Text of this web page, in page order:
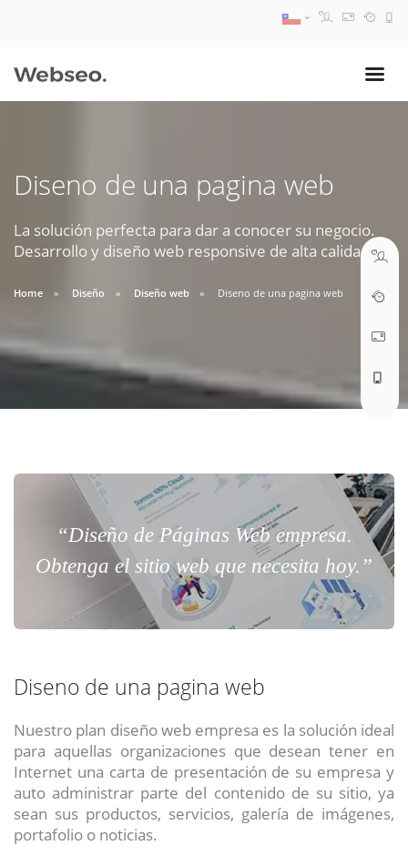
Diseno de una pagina web
La solución perfecta para dar a conocer su negocio.
Desarrollo y diseño web responsive de alta calidad.
Home Diseño Diseño web Diseno de una pagina web
“Diseño de Páginas Web empresa.
Obtenga el sitio web que necesita hoy.”
Diseno de una pagina web
Nuestro plan diseño web empresa es la solución ideal
para aquellas organizaciones que desean tener en
Internet una carta de presentación de su empresa y
auto administrar parte del contenido de su sitio, ya
sean sus productos, servicios, galería de imágenes,
portafolio o noticias.
09:30 AM A 18:30 PM
soporte@webseo.cl